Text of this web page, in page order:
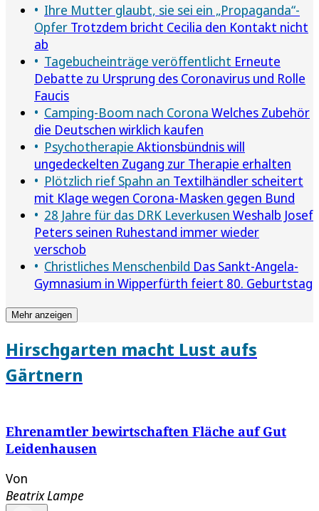
Ihre Mutter glaubt, sie sei ein „Propaganda“-
Opfer Trotzdem bricht Cecilia den Kontakt nicht
ab
Tagebucheinträge veröffentlicht Erneute
Debatte zu Ursprung des Coronavirus und Rolle
Faucis
Camping-Boom nach Corona Welches Zubehör
die Deutschen wirklich kaufen
Psychotherapie Aktionsbündnis will
ungedeckelten Zugang zur Therapie erhalten
Plötzlich rief Spahn an Textilhändler scheitert
mit Klage wegen Corona-Masken gegen Bund
28 Jahre für das DRK Leverkusen Weshalb Josef
Peters seinen Ruhestand immer wieder
verschob
Christliches Menschenbild Das Sankt-Angela-
Gymnasium in Wipperfürth feiert 80. Geburtstag
Mehr anzeigen
Hirschgarten macht Lust aufs
Gärtnern
Ehrenamtler bewirtschaften Fläche auf Gut
Leidenhausen
Von
Beatrix Lampe